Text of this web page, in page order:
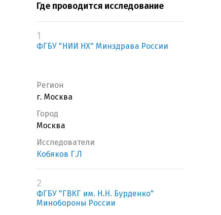
Где проводится исследование
1
ФГБУ "НИИ НХ" Минздрава России
Регион
г. Москва
Город
Москва
Исследователи
Кобяков Г.Л
2
ФГБУ "ГВКГ им. Н.Н. Бурденко"
Минобороны России